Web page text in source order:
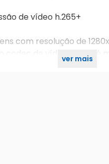
de vídeo h.265+
com resolução de
codec de vídeo h.265 , é
ver mais